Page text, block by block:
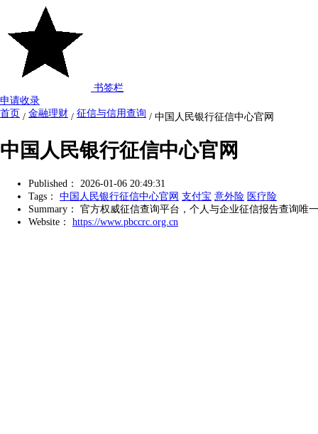
书签栏
申请收录
首页 / 金融理财 / 征信与信用查询 / 中国人民银行征信中心官网
中国人民银行征信中心官网
Published：
2026-01-06 20:49:31
Tags：
中国人民银行征信中心官网 支付宝 意外险 医疗险
Summary：
官方权威征信查询平台，个人与企业征信报告查询唯
Website：
https://www.pbccrc.org.cn